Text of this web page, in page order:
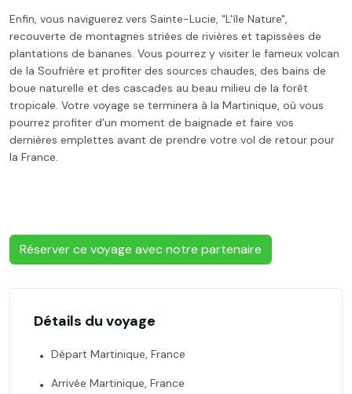
Enfin, vous naviguerez vers Sainte-Lucie, "L'île Nature",
recouverte de montagnes striées de rivières et tapissées de
plantations de bananes. Vous pourrez y visiter le fameux volcan
de la Soufrière et profiter des sources chaudes, des bains de
boue naturelle et des cascades au beau milieu de la forêt
tropicale. Votre voyage se terminera à la Martinique, où vous
pourrez profiter d'un moment de baignade et faire vos
dernières emplettes avant de prendre votre vol de retour pour
la France.
Réserver ce voyage avec notre partenaire
Détails du voyage
Départ Martinique, France
Arrivée Martinique, France